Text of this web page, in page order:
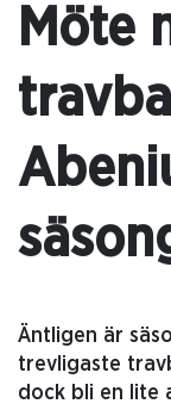
Möte
Äntligen är
trevligaste
dock bli en lite